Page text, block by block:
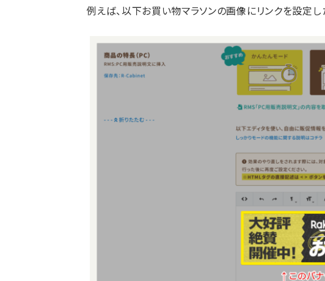
例えば、以下お買い物マラソンの画像にリンクを設定